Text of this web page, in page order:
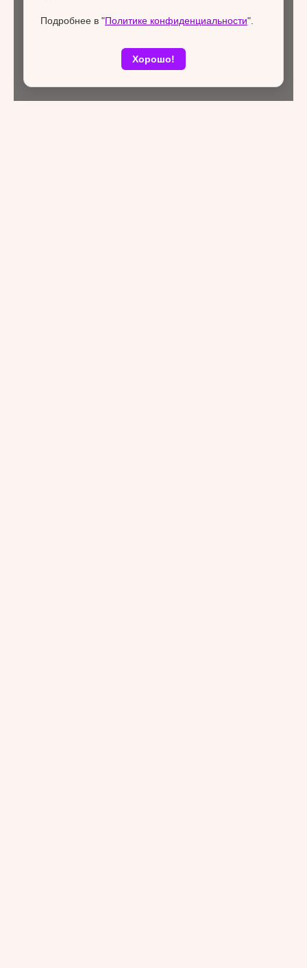
Подробнее в "Политике конфиденциальности".
Хорошо!